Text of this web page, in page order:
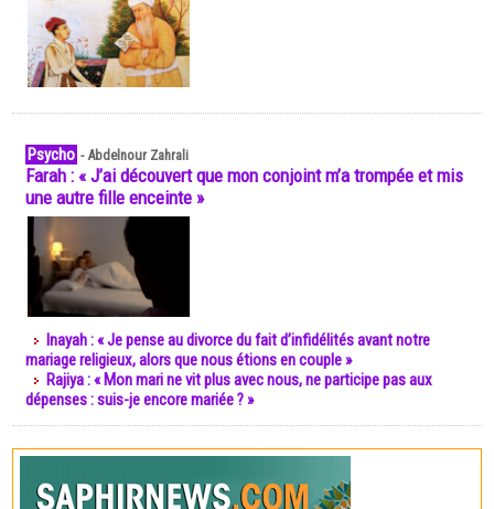
Psycho -Abdelnour Zahrali
Farah : « J’ai découvert que mon conjoint m’a trompée et mis
une autre fille enceinte »
Inayah : « Je pense au divorce du fait d’infidélités avant notre
mariage religieux, alors que nous étions en couple »
Rajiya : « Mon mari ne vit plus avec nous, ne participe pas aux
dépenses : suis-je encore mariée ? »